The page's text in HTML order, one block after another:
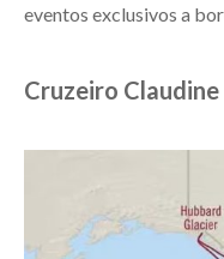
eventos exclusivos a
Cruzeiro Claudine